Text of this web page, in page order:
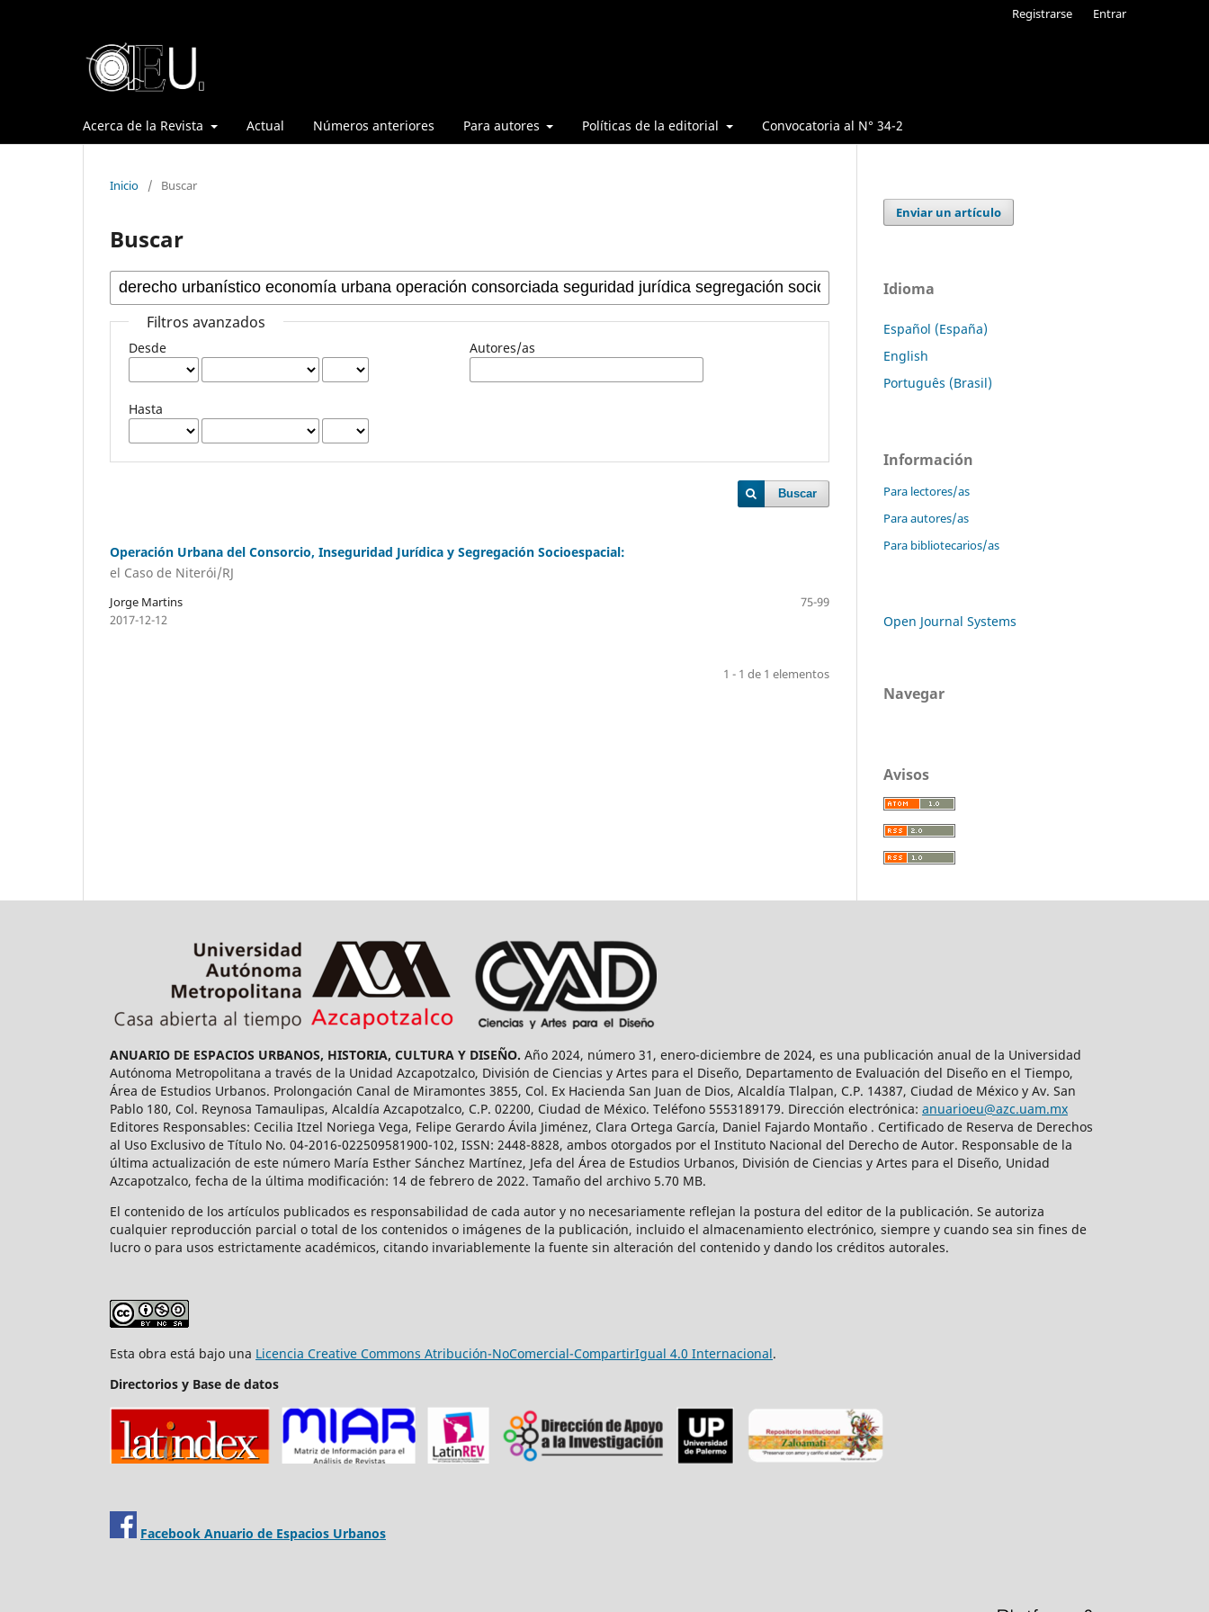
Acerca de la Revista Actual Números anteriores Para autores Políticas de la editorial Convocatoria al N° 34-2
Registrarse Entrar
Inicio / Buscar
Buscar
Filtros avanzados
Desde
Hasta
Autores/as
Buscar
Operación Urbana del Consorcio, Inseguridad Jurídica y Segregación Socioespacial:
el Caso de Niterói/RJ
Jorge Martins
75-99
2017-12-12
1 - 1 de 1 elementos
Enviar un artículo
Idioma
Español (España)
English
Português (Brasil)
Información
Para lectores/as
Para autores/as
Para bibliotecarios/as
Open Journal Systems
Navegar
Avisos
ANUARIO DE ESPACIOS URBANOS, HISTORIA, CULTURA Y DISEÑO. Año 2024, número 31, enero-diciembre de 2024, es una publicación anual de la Universidad
Autónoma Metropolitana a través de la Unidad Azcapotzalco, División de Ciencias y Artes para el Diseño, Departamento de Evaluación del Diseño en el Tiempo,
Área de Estudios Urbanos. Prolongación Canal de Miramontes 3855, Col. Ex Hacienda San Juan de Dios, Alcaldía Tlalpan, C.P. 14387, Ciudad de México y Av. San
Pablo 180, Col. Reynosa Tamaulipas, Alcaldía Azcapotzalco, C.P. 02200, Ciudad de México. Teléfono 5553189179. Dirección electrónica: anuarioeu@azc.uam.mx
Editores Responsables: Cecilia Itzel Noriega Vega, Felipe Gerardo Ávila Jiménez, Clara Ortega García, Daniel Fajardo Montaño . Certificado de Reserva de Derechos
al Uso Exclusivo de Título No. 04-2016-022509581900-102, ISSN: 2448-8828, ambos otorgados por el Instituto Nacional del Derecho de Autor. Responsable de la
última actualización de este número María Esther Sánchez Martínez, Jefa del Área de Estudios Urbanos, División de Ciencias y Artes para el Diseño, Unidad
Azcapotzalco, fecha de la última modificación: 14 de febrero de 2022. Tamaño del archivo 5.70 MB.
El contenido de los artículos publicados es responsabilidad de cada autor y no necesariamente reflejan la postura del editor de la publicación. Se autoriza
cualquier reproducción parcial o total de los contenidos o imágenes de la publicación, incluido el almacenamiento electrónico, siempre y cuando sea sin fines de
lucro o para usos estrictamente académicos, citando invariablemente la fuente sin alteración del contenido y dando los créditos autorales.
Esta obra está bajo una Licencia Creative Commons Atribución-NoComercial-CompartirIgual 4.0 Internacional.
Directorios y Base de datos
Facebook Anuario de Espacios Urbanos